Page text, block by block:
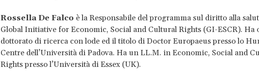
Rossella De Falco è la Responsabile del programma sul diritto alla
Global Initiative for Economic, Social and Cultural Rights (GI-ESCR). Ha
dottorato di ricerca con lode ed il titolo di Doctor Europaeus presso lo
Centre dell’Università di Padova. Ha un LL.M. in Economic, Social and
Rights presso l’Università di Essex (UK).